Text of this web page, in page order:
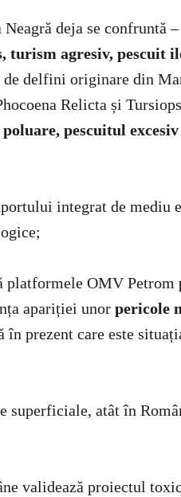
deja se confruntă
agresiv, pescuit
delfini originare din
Relicta și
poluare, pescuitul
integrat de mediu
platformele OMV Petrom
apariției unor pericole
prezent care este
superficiale, atât în
validează proiectul